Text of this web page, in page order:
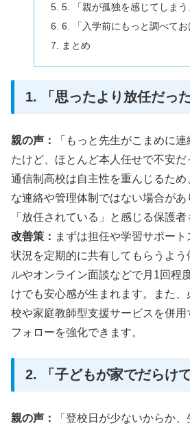
5. 「親が孤独を感じてしまう
6. 「入学前にもっと調べてお
まとめ
1. 「思ったより放任だった
親の声：
「もっと先生がこまめに
たけど、ほとんど本人任せで不安だ
通信制高校は自主性を重んじるた
な連絡や管理体制ではない場合があ
「放任されている」と感じる保護者
改善策： まずは担任や学習サポー
状況を定期的に共有してもらうよ
ルやオンライン面談などで月1回程
けでも安心感が生まれます。また、
校や家庭教師型支援サービスを併
フォローを強化できます。
2. 「子どもが家でだらけて
親の声：
「登校日が少ないからか